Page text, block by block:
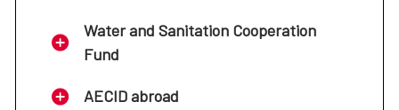
Water and Sanitation Cooperation
Fund
AECID abroad